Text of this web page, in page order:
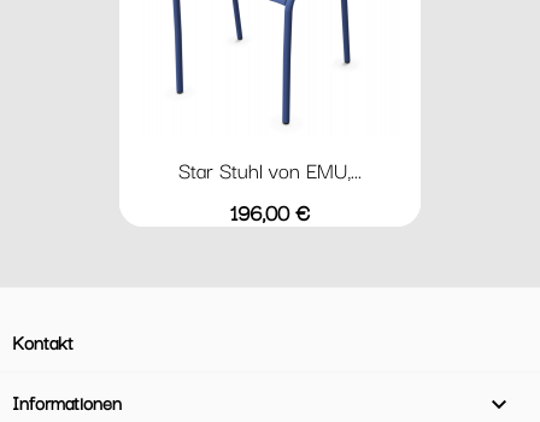
Star Stuhl von EMU,...
Preis
196,00 €
Kontakt
Informationen 